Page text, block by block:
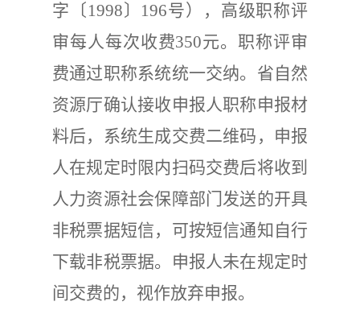
字〔 1998〕 196号），高级职称评
审每人每次收费350元。职称评审
费通过职称系统统一交纳。省自然
资源厅确认接收申报人职称申报材
料后，系统生成交费二维码，申报
人在规定时限内扫码交费后将收到
人力资源社会保障部门发送的开具
非税票据短信，可按短信通知自行
下载非税票据。申报人未在规定时
间交费的，视作放弃申报。